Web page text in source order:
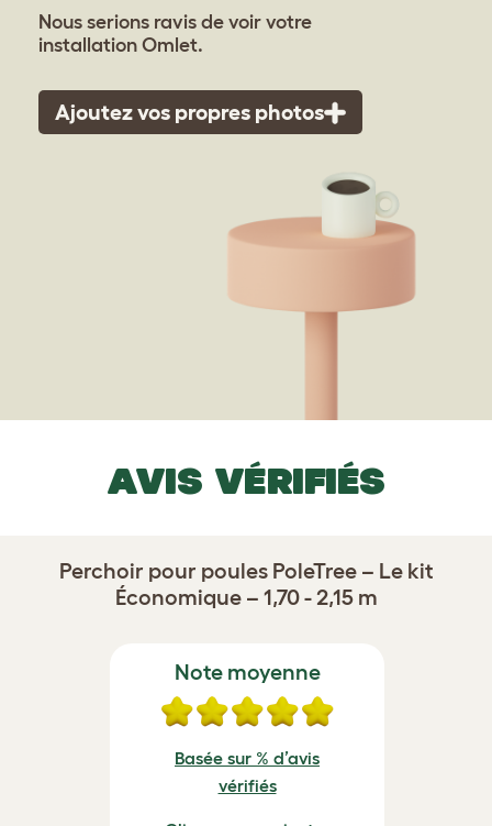
Nous serions ravis de voir votre
installation Omlet.
Ajoutez vos propres photos
AVIS VÉRIFIÉS
Perchoir pour poules PoleTree – Le kit
Économique – 1,70 - 2,15 m
Note moyenne
Basée sur % d’avis
vérifiés